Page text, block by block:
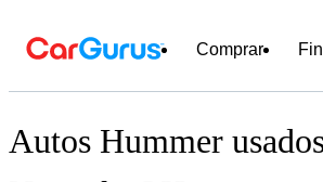
Comprar
Autos Hummer